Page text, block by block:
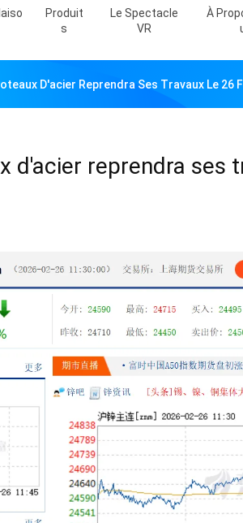
Produit
S
Le Spectacle
VR
À
D'acier Reprendra Ses Travaux Le 26
d'acier reprendra ses